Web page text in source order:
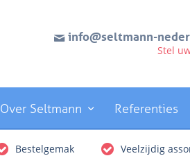
info@seltmann-
Stel
Over Seltmann Referenties
Bestelgemak Veelzijdig